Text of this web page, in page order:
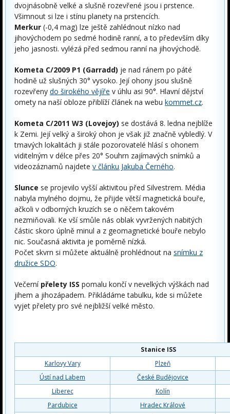
dvojnásobně velké a slušně rozevřené jsou i prstence.
Všimnout si lze i stínu planety na prstencích.
Merkur (-0,4 mag) lze ještě zahlédnout nízko nad
jihovýchodem po sedmé hodině ranní, a to především díky
jeho jasnosti. vylézá před sedmou ranní na jihovýchodě.
Kometa C/2009 P1 (Garradd) je nad ránem po páté
hodině už slušných 30° vysoko. Její ohony jsou slušně
rozevřeny do širokého vějíře v úhlu asi 90°. Hlavní dějství
omety na naší obloze přiblíží článek na webu kommet.cz.
Kometa C/2011 W3 (Lovejoy) se dostává 8. ledna nejblíže
k Zemi. Její velký a široký ohon je však již značně vybledlý. V
tmavých lokalitách ji stále pozorovatelé hlásí s ohonem
viditelným v délce přes 20° Souhrn zajímavých snímků a
videozáznamů najdete v článku Jakuba Černého.
Slunce se projevilo vyšší aktivitou před Silvestrem. Média
nabyla mylného dojmu, že přijde větší magnetická bouře,
ačkoli v odborných kruzích se o něčem takovém
nezmiňovali. Ke vší smůle nás oblak vyvržených nabitých
částic skoro úplně minul a z geomagnetické bouře nebylo
nic. Současná aktivita je poměrně nízká.
Počet skvrn si můžete aktuálně prohlédnout na snímku z
družice SDO.
Večerní přelety ISS pomalu končí v nevelkých výškách nad
jihem a jihozápadem. Přikládáme tabulku, kde si můžete
vyjet přelety pro své nejbližší velké město.
Stanice ISS
Karlovy Vary
Plzeň
Ústí nad Labem
České Budějovice
Liberec
Kolín
Pardubice
Hradec Králové